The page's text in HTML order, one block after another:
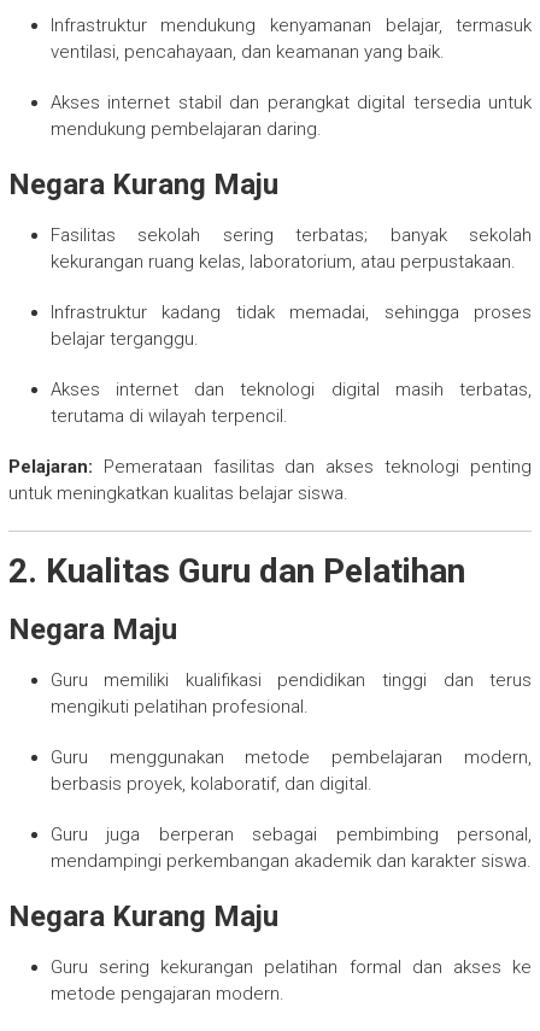
Infrastruktur mendukung kenyamanan belajar, termasuk
ventilasi, pencahayaan, dan keamanan yang baik.
Akses internet stabil dan perangkat digital tersedia untuk
mendukung pembelajaran daring.
Negara Kurang Maju
Fasilitas sekolah sering terbatas; banyak sekolah
kekurangan ruang kelas, laboratorium, atau perpustakaan.
Infrastruktur kadang tidak memadai, sehingga proses
belajar terganggu.
Akses internet dan teknologi digital masih terbatas,
terutama di wilayah terpencil.
Pelajaran: Pemerataan fasilitas dan akses teknologi penting
untuk meningkatkan kualitas belajar siswa.
2. Kualitas Guru dan Pelatihan
Negara Maju
Guru memiliki kualifikasi pendidikan tinggi dan terus
mengikuti pelatihan profesional.
Guru menggunakan metode pembelajaran modern,
berbasis proyek, kolaboratif, dan digital.
Guru juga berperan sebagai pembimbing personal,
mendampingi perkembangan akademik dan karakter siswa.
Negara Kurang Maju
Guru sering kekurangan pelatihan formal dan akses ke
metode pengajaran modern.